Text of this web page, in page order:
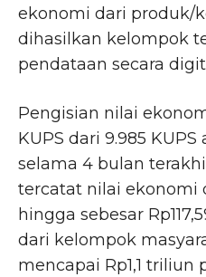
ekonomi dari produk/
dihasilkan kelompok
pendataan secara
Pengisian nilai
KUPS dari 9.985 KUPS
selama 4 bulan
tercatat nilai ekonomi
hingga sebesar
dari kelompok
mencapai Rp1,1 triliun